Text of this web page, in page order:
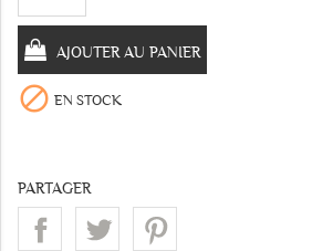
AJOUTER AU PANIER
 EN STOCK
PARTAGER